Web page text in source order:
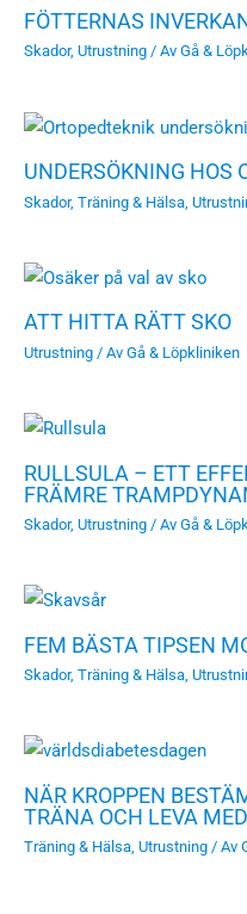
FÖTTERNAS
Skador, Utrustning / Av Gå &
UNDERSÖKNING HOS
Skador, Träning & Hälsa
ATT HITTA RÄTT SKO
Utrustning / Av Gå & Löpkliniken
RULLSULA – ETT
FRÄMRE
Skador, Utrustning / Av Gå &
FEM BÄSTA TIPSEN
Skador, Träning & Hälsa,
NÄR KROPPEN
TRÄNA OCH LEVA
Träning & Hälsa, Utrustning / Av